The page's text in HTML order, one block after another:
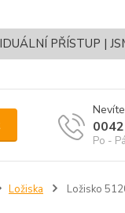
PŘÍSTUP |
Po -
Ložiska Ložisko